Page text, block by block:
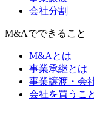
会社分割
M&Aでできること
M&Aとは
事業承継とは
事業譲渡・会
会社を買うこ